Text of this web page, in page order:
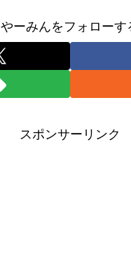
やーみんをフォローす
スポンサーリンク